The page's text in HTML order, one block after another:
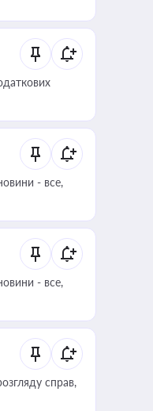
- все,
- все,
справ,